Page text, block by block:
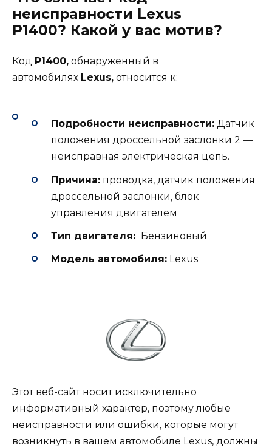
неисправности Lexus
P1400? Какой у вас мотив?
Код P1400, обнаруженный в
автомобилях Lexus, относится к:
Подробности неисправности: Датчик
положения дроссельной заслонки 2 —
неисправная электрическая цепь.
Причина: проводка, датчик положения
дроссельной заслонки, блок
управления двигателем
Тип двигателя: Бензиновый
Модель автомобиля: Lexus
Этот веб-сайт носит исключительно
информативный характер, поэтому любые
неисправности или ошибки, которые могут
возникнуть в вашем автомобиле Lexus, должны